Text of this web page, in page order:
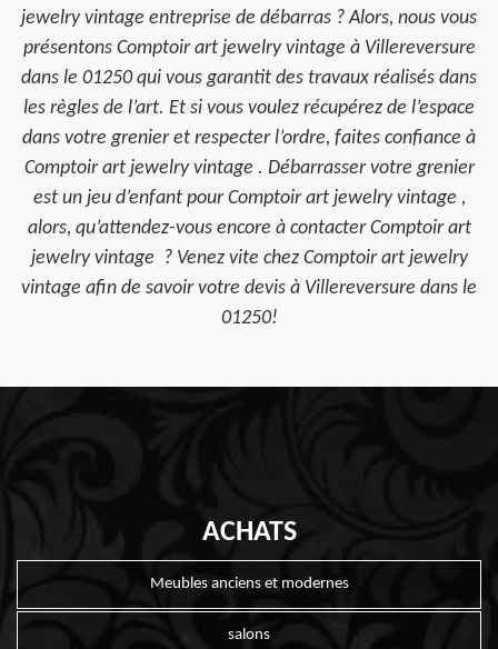
jewelry vintage entreprise de débarras ? Alors, nous vous
présentons Comptoir art jewelry vintage à Villereversure
dans le 01250 qui vous garantit des travaux réalisés dans
les règles de l’art. Et si vous voulez récupérez de l’espace
dans votre grenier et respecter l’ordre, faites confiance à
Comptoir art jewelry vintage . Débarrasser votre grenier
est un jeu d’enfant pour Comptoir art jewelry vintage ,
alors, qu’attendez-vous encore à contacter Comptoir art
jewelry vintage ? Venez vite chez Comptoir art jewelry
vintage afin de savoir votre devis à Villereversure dans le
01250!
ACHATS
Meubles anciens et modernes
salons